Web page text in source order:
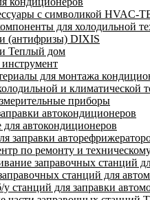
с символикой HVAC-
для холодильной
(антифризы) DIXIS
Теплый дом
для монтажа
и климатической
приборы
автокондиционеров
автокондиционеров
заправки
по ремонту и
заправочных станций
станций для
станций для заправки